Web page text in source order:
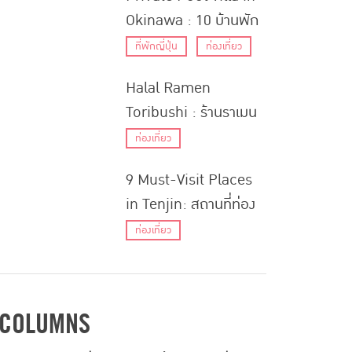
Okinawa : 10 บ้านพัก
พูลวิลล่าในโอกินาว่า
ที่พักญี่ปุ่น ท่องเที่ยว
Halal Ramen
Toribushi : ร้านราเมน
ฮาลาลหายากที่ย่านอุเอ
ท่องเที่ยว
9 Must-Visit Places
in Tenjin: สถานที่ท่อง
เที่ยว
โอกะ
ท่องเที่ยว
COLUMNS